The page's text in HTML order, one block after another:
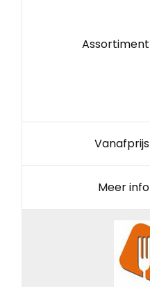
Assortiment
Vanafprijs
Meer info